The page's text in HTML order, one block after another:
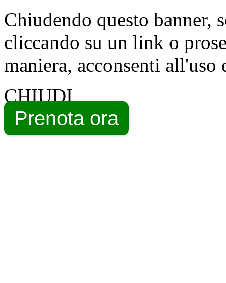
Chiudendo questo banner,
cliccando su un link o
maniera, acconsenti all'uso
CHIUDI
Prenota ora